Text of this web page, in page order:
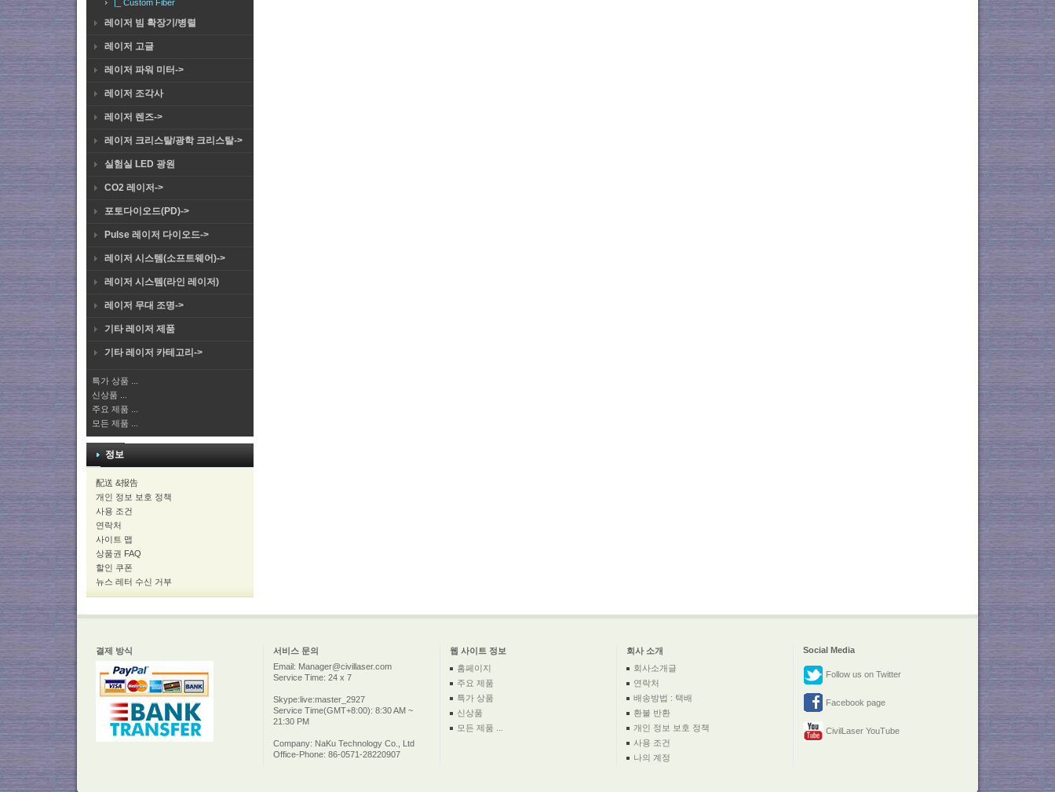
|_ Custom Fiber
레이저 빔 확장기/병렬
레이저 고글
레이저 파워 미터->
레이저 조각사
레이저 렌즈->
레이저 크리스탈/광학 크리스탈->
실험실 LED 광원
CO2 레이저->
포토다이오드(PD)->
Pulse 레이저 다이오드->
레이저 시스템(소프트웨어)->
레이저 시스템(라인 레이저)
레이저 무대 조명->
기타 레이저 제품
기타 레이저 카테고리->
특가 상품 ...
신상품 ...
주요 제품 ...
모든 제품 ...
정보
配送 &报告
개인 정보 보호 정책
사용 조건
연락처
사이트 맵
상품권 FAQ
할인 쿠폰
뉴스 레터 수신 거부
결제 방식 서비스 문의 웹 사이트 정보 회사 소개
Social Media
Email: Manager@civillaser.com
Service Time: 24 x 7
Skype:live:master_2927
Service Time(GMT+8:00): 8:30 AM ~
21:30 PM
Company: NaKu Technology Co., Ltd
Office-Phone: 86-0571-28220907
홈페이지
주요 제품
특가 상품
신상품
모든 제품 ...
회사소개글
연락처
배송방법 : 택배
환불 반환
개인 정보 보호 정책
사용 조건
나의 계정
Follow us on Twitter
Facebook page
CivilLaser YouTube